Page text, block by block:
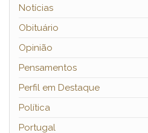
Notícias
Obituário
Opinião
Pensamentos
Perfil em Destaque
Política
Portugal